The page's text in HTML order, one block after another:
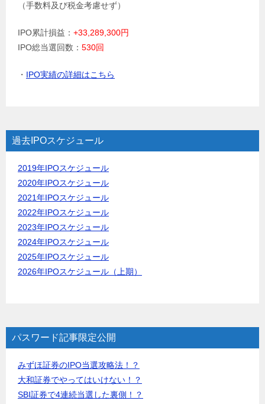
（手数料及び税金考慮せず）
IPO累計損益： +33,289,300円
IPO総当選回数： 530回
・ IPO実績の詳細はこちら
過去IPOスケジュール
2019年IPOスケジュール
2020年IPOスケジュール
2021年IPOスケジュール
2022年IPOスケジュール
2023年IPOスケジュール
2024年IPOスケジュール
2025年IPOスケジュール
2026年IPOスケジュール（上期）
パスワード記事限定公開
みずほ証券のIPO当選攻略法！？
大和証券でやってはいけない！？
SBI証券で4連続当選した裏側！？